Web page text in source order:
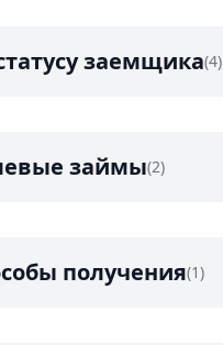
заемщика(4)
займы(2)
получения(1)